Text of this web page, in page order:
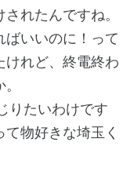
れたんですね。
ばいいのに！って
けれど、終電終わ
りたいわけです
物好きな埼玉く